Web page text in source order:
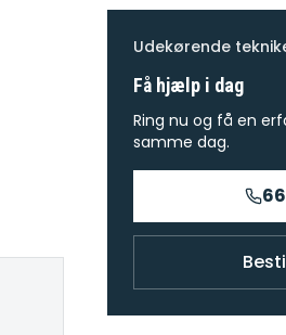
Udekørende
Få hjælp i dag
Ring nu og få en
samme dag.